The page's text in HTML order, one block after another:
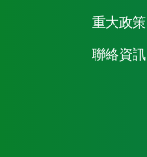
重大政策
聯絡資訊